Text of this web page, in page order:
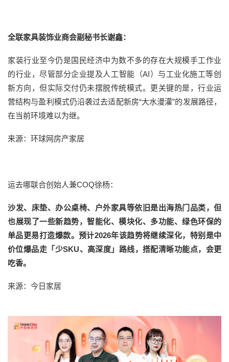
全联家具装饰业商会副秘书长谢鑫：
家装行业至今仍是国民经济中为数不多的存在大规模手工作业
的行业，尽管部分企业提及人工智能（AI）与工业化施工等创
新方向，但实际交付仍未摆脱传统模式。更关键的是，行业运
营结构与盈利模式仍沿袭过去适配新房“大水漫灌”的发展路径，
在当前环境难以为继。
来源：环球网房产家居
运去哪联合创始人兼COQ徐杨：
沙发、床垫、办公桌椅、户外家具等依旧是出海热门品类，但
也展现了一些新趋势，智能化、模块化、多功能、绿色环保的
单品更易打造爆款。预计2026年该趋势将继续深化，特别是中
价位爆品走「少SKU、高深度」路线，搭配清晰功能点，会更
吃香。
来源：今日家居